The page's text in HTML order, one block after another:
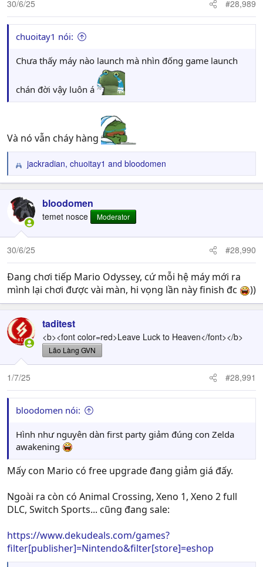
:
30/6/25 #28,989
chuoitay1 nói:
Chưa thấy máy nào launch mà nhìn đống game launch
chán đời vậy luôn á
Và nó vẫn cháy hàng
R
e
c
t
o
n
jackradian, chuoitay1 and bloodomen
bloodomen
temet nosce Moderator
30/6/25 #28,990
Đang chơi tiếp Mario Odyssey, cứ mỗi hệ máy mới ra
mình lại chơi được vài màn, hi vọng lần này finish đc
))
taditest
<b><font color=red>Leave Luck to Heaven</font></b>
Lão Làng GVN
1/7/25 #28,991
bloodomen nói:
Hình như nguyên dàn first party giảm đúng con Zelda
awakening
Mấy con Mario có free upgrade đang giảm giá đấy.
Ngoài ra còn có Animal Crossing, Xeno 1, Xeno 2 full
DLC, Switch Sports... cũng đang sale:
https://www.dekudeals.com/games?
filter[publisher]=Nintendo&filter[store]=eshop